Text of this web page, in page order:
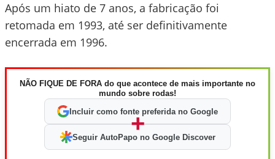
Após um hiato de 7 anos, a fabricação foi
retomada em 1993, até ser definitivamente
encerrada em 1996.
NÃO FIQUE DE FORA do que acontece de mais importante no
mundo sobre rodas!
Incluir como fonte preferida no Google
+
Seguir AutoPapo no Google Discover